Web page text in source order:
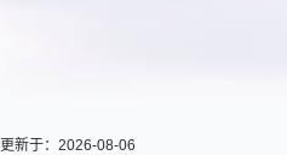
更新于：2026-08-06